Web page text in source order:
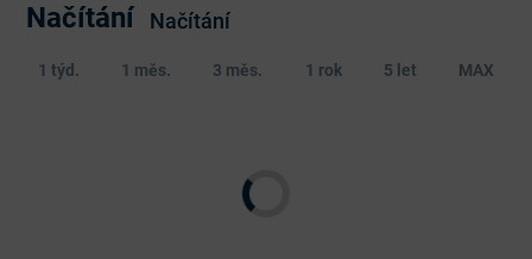
Načítání Načítání
1 týd. 1 měs. 3 měs. 1 rok 5 let MAX